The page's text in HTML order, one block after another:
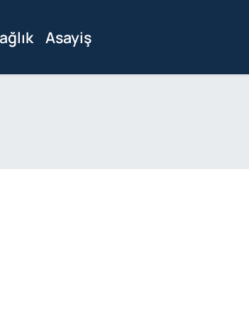
Asayiş